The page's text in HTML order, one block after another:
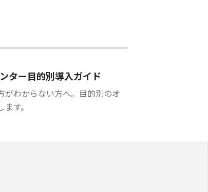
ター目的別導入ガイド
がわからない方へ。目的別のオ
す。